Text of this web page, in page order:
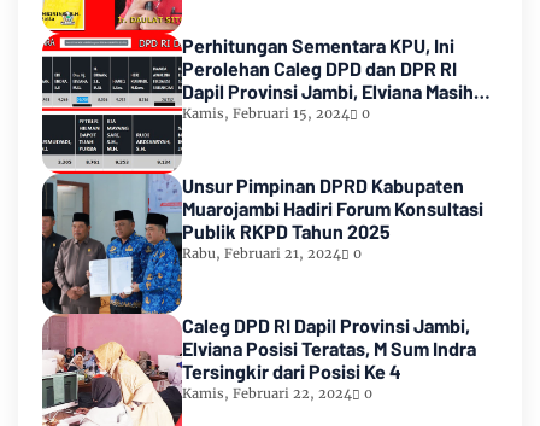
Perhitungan Sementara KPU, Ini
Perolehan Caleg DPD dan DPR RI
Dapil Provinsi Jambi, Elviana Masih
Urutan Kedua Teratas
Kamis, Februari 15, 2024 0
Unsur Pimpinan DPRD Kabupaten
Muarojambi Hadiri Forum Konsultasi
Publik RKPD Tahun 2025
Rabu, Februari 21, 2024 0
Caleg DPD RI Dapil Provinsi Jambi,
Elviana Posisi Teratas, M Sum Indra
Tersingkir dari Posisi Ke 4
Kamis, Februari 22, 2024 0